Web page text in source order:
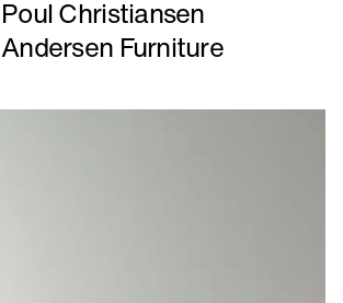
Poul Christiansen
Andersen Furniture